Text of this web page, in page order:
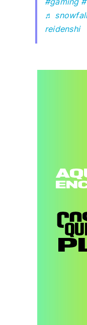
♬
reidenshi